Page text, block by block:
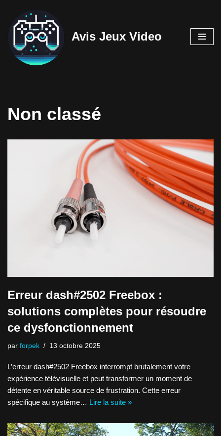
Aller
contenu
Avis Jeux Video
Non classé
Erreur dash#2502 Freebox :
solutions complètes pour résoudre
ce dysfonctionnement
par forpek 13 octobre 2025
L’erreur dash#2502 Freebox interrompt brutalement votre
expérience télévisuelle et peut transformer un moment de
détente en véritable source de frustration. Cette erreur
spécifique au système… Lire la suite »